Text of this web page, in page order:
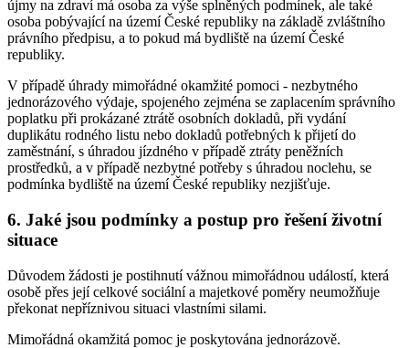
újmy na zdraví má osoba za výše splněných podmínek, ale také
osoba pobývající na území České republiky na základě zvláštního
právního předpisu, a to pokud má bydliště na území České
republiky.
V případě úhrady mimořádné okamžité pomoci - nezbytného
jednorázového výdaje, spojeného zejména se zaplacením správního
poplatku při prokázané ztrátě osobních dokladů, při vydání
duplikátu rodného listu nebo dokladů potřebných k přijetí do
zaměstnání, s úhradou jízdného v případě ztráty peněžních
prostředků, a v případě nezbytné potřeby s úhradou noclehu, se
podmínka bydliště na území České republiky nezjišťuje.
6. Jaké jsou podmínky a postup pro řešení životní
situace
Důvodem žádosti je postihnutí vážnou mimořádnou událostí, která
osobě přes její celkové sociální a majetkové poměry neumožňuje
překonat nepříznivou situaci vlastními silami.
Mimořádná okamžitá pomoc je poskytována jednorázově.